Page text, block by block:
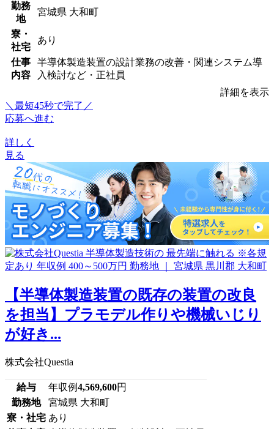
勤務
地
宮城県 大和町
寮・
社宅
あり
仕事
内容
半導体製造装置の設計業務の改善・関連システム導
入検討など・正社員
詳細を表示
＼最短45秒で完了／
応募へ進む
詳しく
見る
【半導体製造装置の既存の装置の改良
を担当】プラモデル作りや機械いじり
が好き...
株式会社Questia
給与 年収例4,569,600円
勤務地
宮城県 大和町
寮・社宅 あり